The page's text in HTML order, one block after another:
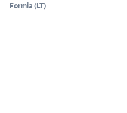
Formia (LT)